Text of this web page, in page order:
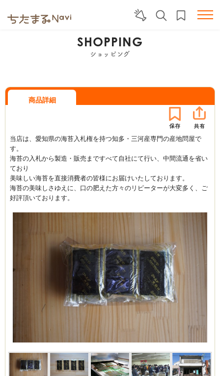
SHOPPING
ショッピング
商品詳細
当店は、愛知県の海苔入札権を持つ知多・三河産専門の産地問屋で
す。
海苔の入札から製造・販売まですべて自社にて行い、中間流通を省い
ており
美味しい海苔を直接消費者の皆様にお届けいたしております。
海苔の美味しさゆえに、口の肥えた方々のリピーターが大変多く、ご
好評頂いております。